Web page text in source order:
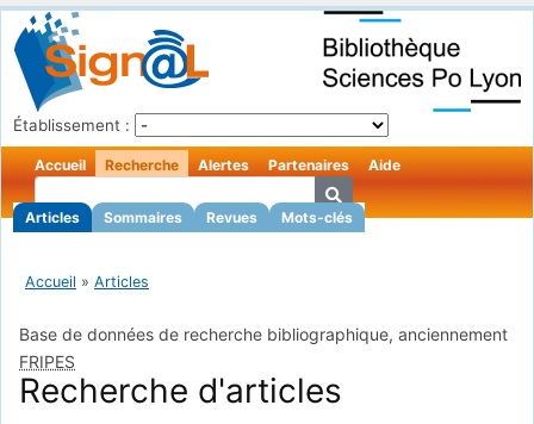
Établissement :
Accueil Recherche
Articles Sommaires Revues Mots-clés
Alertes Partenaires Aide
Accueil » Articles
Base de données de recherche bibliographique, anciennement
FRIPES
Recherche d'articles